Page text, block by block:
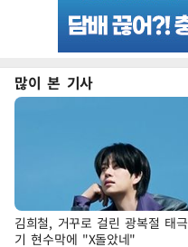
많이 본 기사
김희철, 거꾸로 걸린 광복절 태극
기 현수막에 "X돌았네"